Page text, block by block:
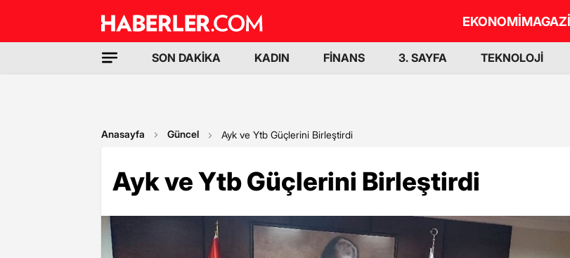
EKONOMİ
SON DAKİKA KADIN FİNANS 3. SAYFA TEKNOLOJİ
Anasayfa Güncel Ayk ve Ytb Güçlerini Birleştirdi
Ayk ve Ytb Güçlerini Birleştirdi